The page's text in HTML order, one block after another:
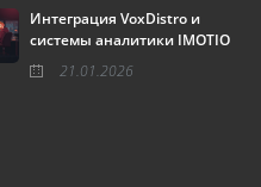
Интеграция VoxDistro и
системы аналитики IMOTIO
21.01.2026